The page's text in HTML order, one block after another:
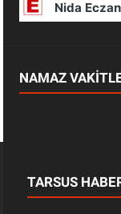
NAMAZ
TARSUS